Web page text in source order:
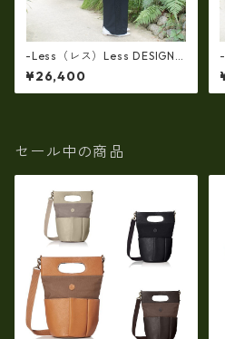
-Less（レス）Less DESIGN
(レスデザイン)Scarred Textu
re（牛革）斜め掛け＆多機能
トート（L/SIZE） LMSB-0514
¥26,400
セール中の商品